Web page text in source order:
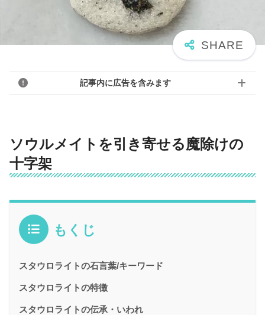
記事内に広告を含みます
ソウルメイトを引き寄せる魔除けの
十字架
もくじ
スタウロライトの石言葉/キーワード
スタウロライトの特徴
スタウロライトの伝承・いわれ